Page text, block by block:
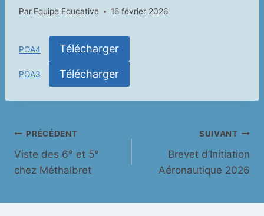
Par Equipe Educative 16 février 2026
POA4 Télécharger
POA3 Télécharger
Navigation
de
PRÉCÉDENT
Viste des 6° et 5°
chez Méthalbret
SUIVANT
Brevet d’Initiation
Aéronautique 2026